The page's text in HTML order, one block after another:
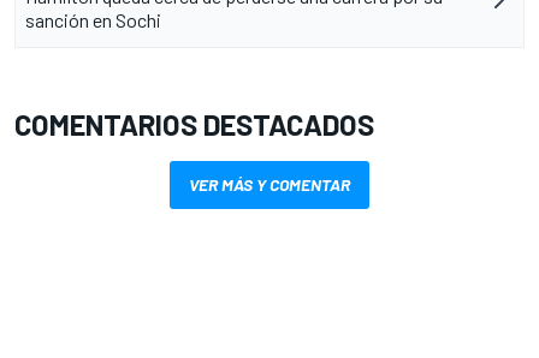
sanción en Sochi
COMENTARIOS DESTACADOS
VER MÁS Y COMENTAR